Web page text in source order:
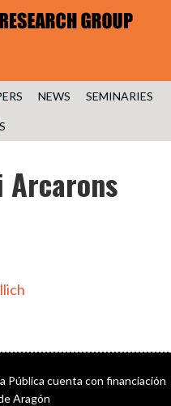
NEWS SEMINARIES
Arcarons
Pública cuenta con financiación
Aragón